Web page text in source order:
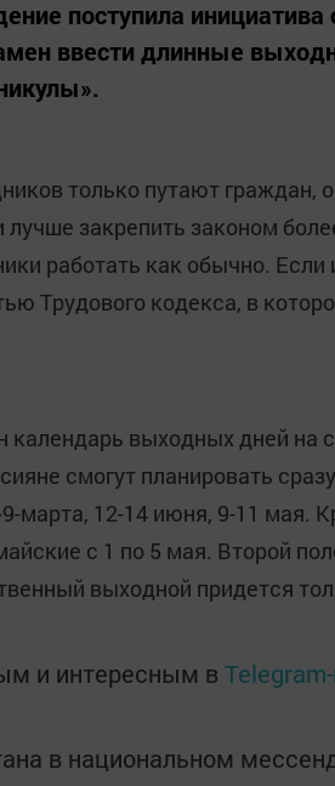
поступила
ввести длинные
только путают граждан,
лучше закрепить законом
работать как обычно.
Трудового кодекса, в
выходных дней на
смогут планировать
марта, 12-14 июня, 9-11 мая.
с 1 по 5 мая. Второй
выходной придется
и интересным в
в национальном